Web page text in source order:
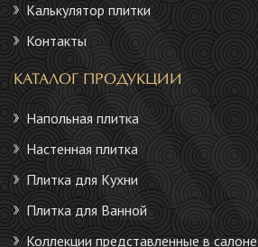
Калькулятор плитки
Контакты
КАТАЛОГ ПРОДУКЦИИ
Напольная плитка
Настенная плитка
Плитка для Кухни
Плитка для Ванной
Коллекции представленные в салоне